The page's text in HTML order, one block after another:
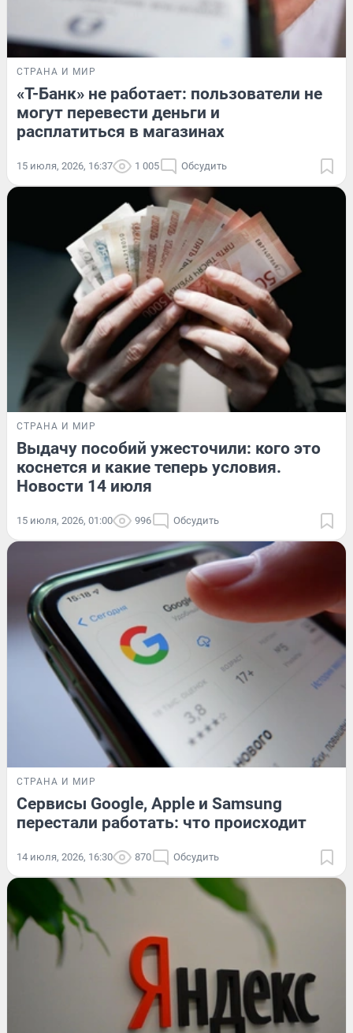
СТРАНА И МИР
«Т-Банк» не работает: пользователи не
могут перевести деньги и
расплатиться в магазинах
15 июля, 2026, 16:37 1 005 Обсудить
СТРАНА И МИР
Выдачу пособий ужесточили: кого это
коснется и какие теперь условия.
Новости 14 июля
15 июля, 2026, 01:00 996 Обсудить
СТРАНА И МИР
Сервисы Google, Apple и Samsung
перестали работать: что происходит
14 июля, 2026, 16:30 870 Обсудить